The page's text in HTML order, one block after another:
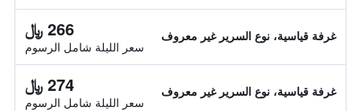
غرفة قياسية، نوع السرير غير معروف 266 ﷼
سعر الليلة شامل الرسوم
غرفة قياسية، نوع السرير غير معروف 274 ﷼
سعر الليلة شامل الرسوم